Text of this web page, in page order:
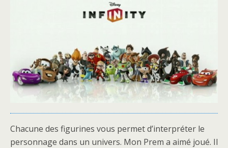
Chacune des figurines vous permet d’interpréter le
personnage dans un univers. Mon Prem a aimé joué. Il